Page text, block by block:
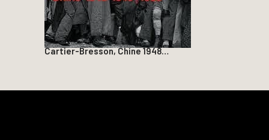
Cartier-Bresson, Chine 1948…